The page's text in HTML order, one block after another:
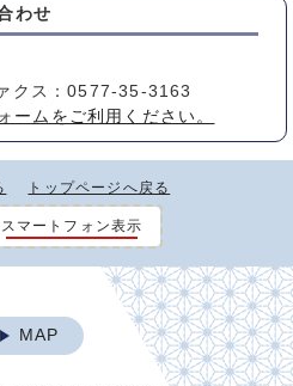
わせ
ス：0577-35-3163
ームをご利用ください。
トップページへ戻る
スマートフォン表示
MAP